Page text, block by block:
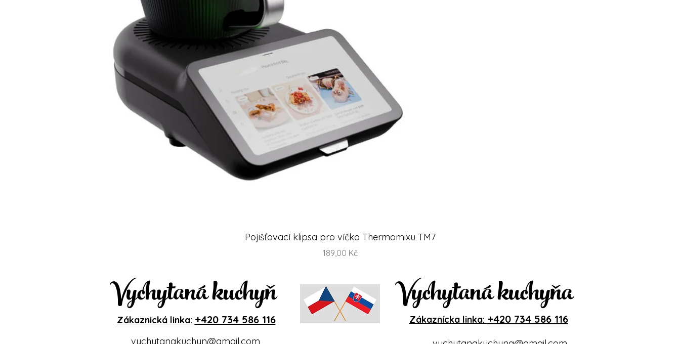
Rychlý náhled
Pojišťovací klipsa pro víčko Thermomixu TM7
Cena
189,00 Kč
Vychytaná kuchyň
Zákaznická linka: +420 734 586 116 Vychytaná kuchyňa
Zákaznícka linka: +420 734 586 116
vychytanakuchyn@gmail.com